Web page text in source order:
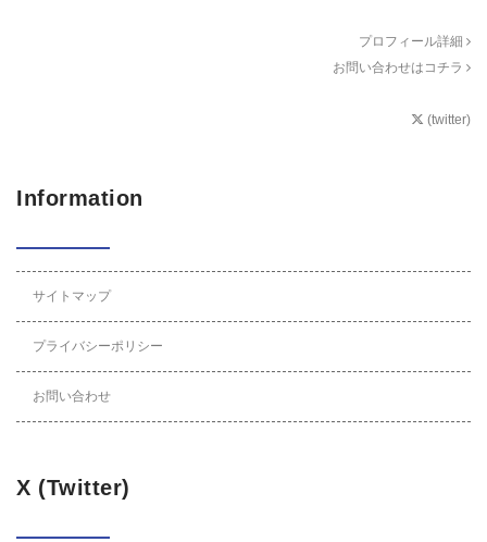
プロフィール詳細
お問い合わせはコチラ
(twitter)
Information
サイトマップ
プライバシーポリシー
お問い合わせ
X (Twitter)